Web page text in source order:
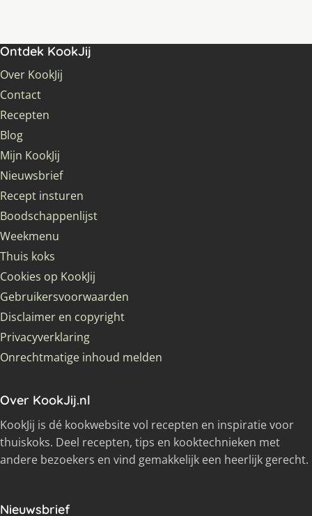
Ontdek KookJij
Over KookJij
Contact
Recepten
Blog
Mijn KookJij
Nieuwsbrief
Recept insturen
Boodschappenlijst
Weekmenu
Thuis koks
Cookies op KookJij
Gebruikersvoorwaarden
Disclaimer en copyright
Privacyverklaring
Onrechtmatige inhoud melden
Over KookJij.nl
KookJij is dé kookwebsite vol recepten en inspiratie voor
thuiskoks. Deel recepten, tips en kooktechnieken met
andere bezoekers en vind gemakkelijk een heerlijk gerecht.
Nieuwsbrief